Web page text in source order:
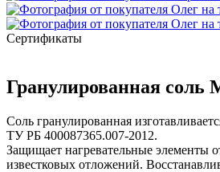
Сертификаты
Гранулированная соль
Соль гранулированная
ТУ РБ 400087365.007-2012.
Защищает нагревательные элементы
известковых отложений.